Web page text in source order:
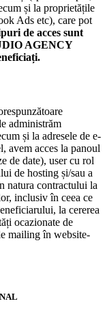
și la proprietățile
Ads etc), care pot
de acces sunt
AGENCY
administrăm
și la adresele de e-
avem acces la panoul
de date), user cu rol
de hosting și/sau a
natura contractului la
inclusiv în ceea ce
la cererea
ocazionate de
mailing în website-